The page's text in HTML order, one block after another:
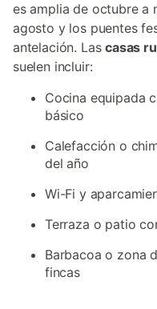
es amplia de octubre a
agosto y los puentes
antelación. Lascasas
suelen incluir:
Cocina equipada
básico
Calefacción o
del año
Wi-Fi y
Terraza o patio
Barbacoa o zona
fincas